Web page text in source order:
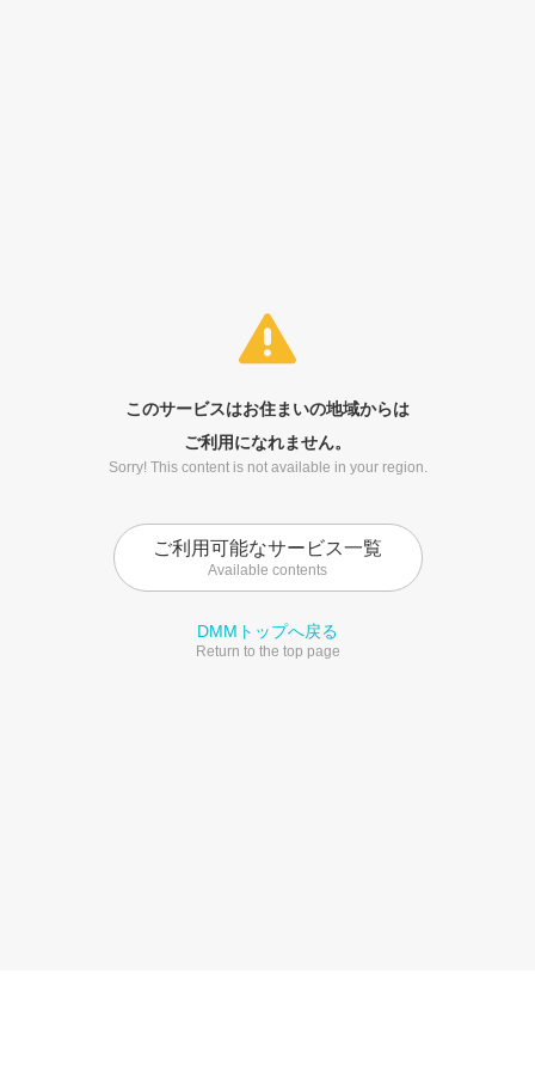
このサービスはお住まいの地域からは
ご利用になれません。
Sorry! This content is not available in your region.
ご利用可能なサービス一覧
Available contents
DMMトップへ戻る
Return to the top page